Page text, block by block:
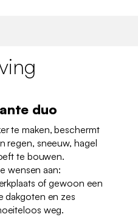
duo
te maken, beschermt
regen, sneeuw, hagel
te bouwen.
wensen aan:
of gewoon een
dakgoten en zes
weg.